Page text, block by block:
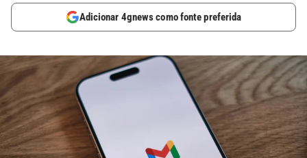
Adicionar 4gnews como fonte preferida